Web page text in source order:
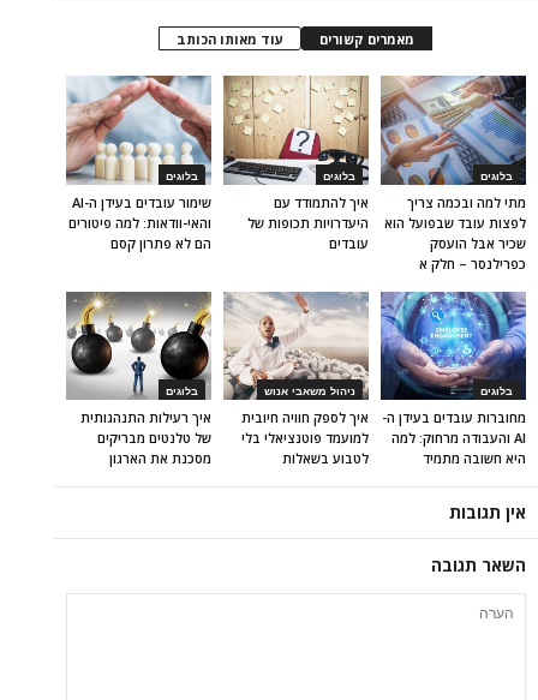
מאמרים קשורים עוד מאותו הכותב
בלוגים
שימור עובדים בעידן ה-AI
והאי-וודאות: למה פיטורים
הם לא פתרון קסם
בלוגים
איך להתמודד עם
היעדרויות תכופות של
עובדים
בלוגים
מתי למה ובכמה צריך
לפצות עובד שבפועל הוא
שכיר אבל הועסק
כפרילנסר – חלק א
בלוגים
איך רעילות התנהגותית
של טלנטים מבריקים
מסכנת את הארגון
ניהול משאבי אנוש
איך לספק חוויה חיובית
למועמד פוטנציאלי בלי
לטבוע בשאלות
בלוגים
מחוברות עובדים בעידן ה-
AI והעבודה מרחוק: למה
היא חשובה מתמיד
אין תגובות
השאר תגובה